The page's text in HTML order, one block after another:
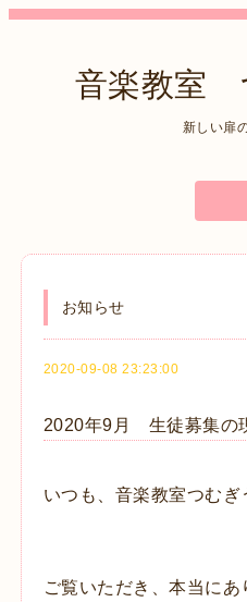
音楽教室
新しい扉
お知らせ
2020-09-08 23:23:00
2020年9月 生徒募集の
いつも、音楽教室つむぎ
ご覧いただき、本当にあ